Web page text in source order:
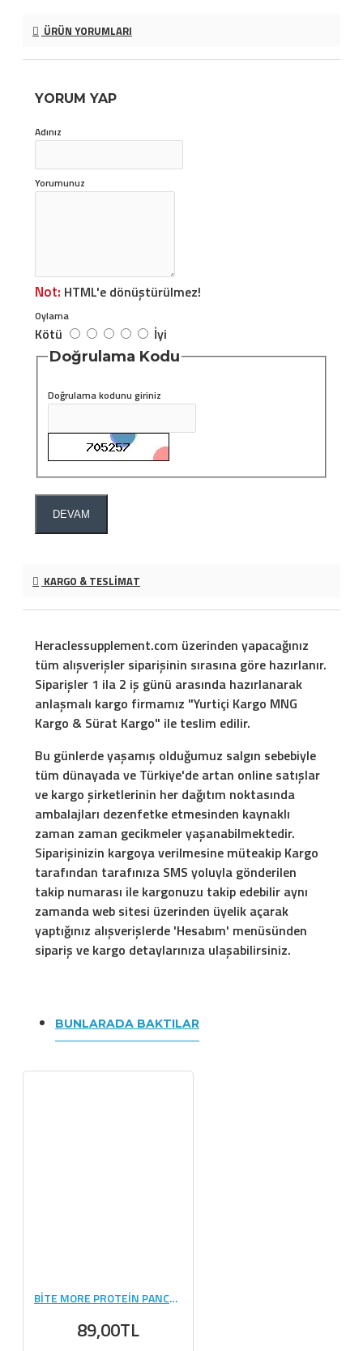
ÜRÜN YORUMLARI
YORUM YAP
Adınız
Yorumunuz
Not: HTML'e dönüştürülmez!
Oylama
Kötü İyi
Doğrulama Kodu
Doğrulama kodunu giriniz
DEVAM
KARGO & TESLIMAT
Heraclessupplement.com üzerinden yapacağınız
tüm alışverişler siparişinin sırasına göre hazırlanır.
Siparişler 1 ila 2 iş günü arasında hazırlanarak
anlaşmalı kargo firmamız "Yurtiçi Kargo MNG
Kargo & Sürat Kargo" ile teslim edilir.
Bu günlerde yaşamış olduğumuz salgın sebebiyle
tüm dünayada ve Türkiye'de artan online satışlar
ve kargo şirketlerinin her dağıtım noktasında
ambalajları dezenfetke etmesinden kaynaklı
zaman zaman gecikmeler yaşanabilmektedir.
Siparişinizin kargoya verilmesine müteakip Kargo
tarafından tarafınıza SMS yoluyla gönderilen
takip numarası ile kargonuzu takip edebilir aynı
zamanda web sitesi üzerinden üyelik açarak
yaptığınız alışverişlerde 'Hesabım' menüsünden
sipariş ve kargo detaylarınıza ulaşabilirsiniz.
BUNLARADA BAKTILAR
BİTE MORE PROTEİN PANCAKE (50 GR) - 1 ADET
89,00TL